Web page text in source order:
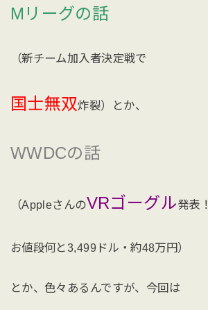
Mリーグの話
（新チーム加入者決定戦で
国士無双炸裂）とか、
WWDCの話
（AppleさんのVRゴーグル発表！
お値段何と3,499ドル・約48万円）
とか、色々あるんですが、今回は